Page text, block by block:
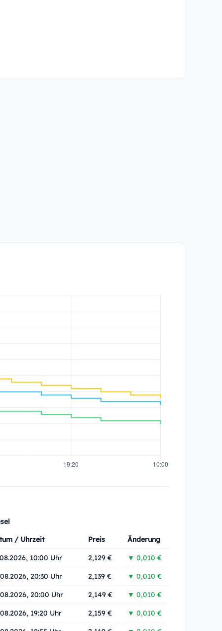
/ Uhrzeit
Preis Änderung
10:00 Uhr 2,129 € ▼ 0,010 €
20:30 Uhr 2,139 € ▼ 0,010 €
20:00 Uhr 2,149 € ▼ 0,010 €
19:20 Uhr 2,159 € ▼ 0,010 €